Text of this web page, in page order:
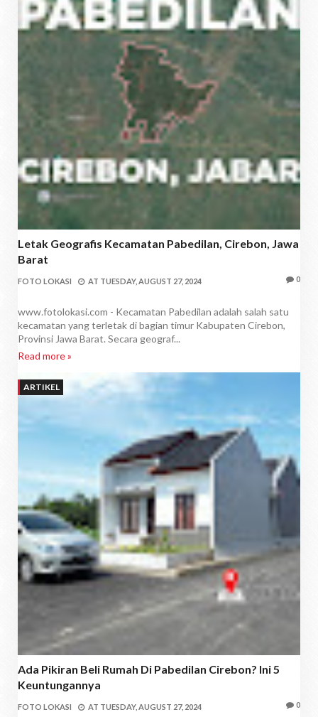
Letak Geografis Kecamatan Pabedilan, Cirebon, Jawa
Barat
FOTO LOKASI AT TUESDAY, AUGUST 27, 2024 0
www.fotolokasi.com - Kecamatan Pabedilan adalah salah satu
kecamatan yang terletak di bagian timur Kabupaten Cirebon,
Provinsi Jawa Barat. Secara geograf...
Read more »
ARTIKEL
Ada Pikiran Beli Rumah Di Pabedilan Cirebon? Ini 5
Keuntungannya
FOTO LOKASI AT TUESDAY, AUGUST 27, 2024 0